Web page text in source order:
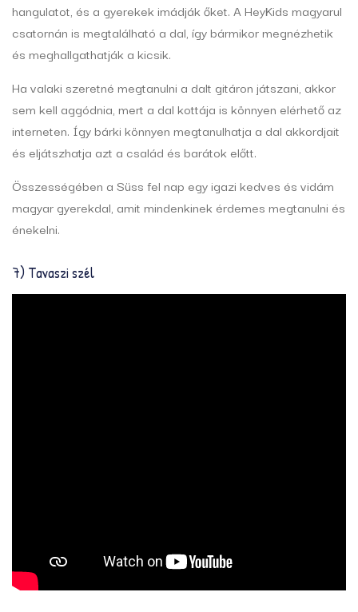
hangulatot, és a gyerekek imádják őket. A HeyKids magyarul
csatornán is megtalálható a dal, így bármikor megnézhetik
és meghallgathatják a kicsik.
Ha valaki szeretné megtanulni a dalt gitáron játszani, akkor
sem kell aggódnia, mert a dal kottája is könnyen elérhető az
interneten. Így bárki könnyen megtanulhatja a dal akkordjait
és eljátszhatja azt a család és barátok előtt.
Összességében a Süss fel nap egy igazi kedves és vidám
magyar gyerekdal, amit mindenkinek érdemes megtanulni és
énekelni.
7) Tavaszi szél